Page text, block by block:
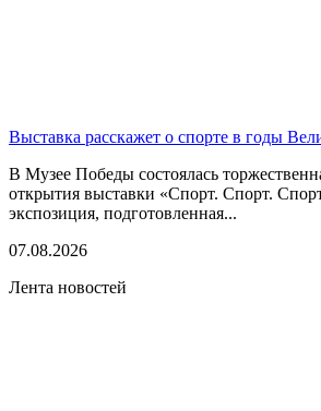
Выставка расскажет о спорте в годы
В Музее Победы состоялась
открытия выставки «Спорт. Спорт.
экспозиция, подготовленная...
07.08.2026
Лента новостей